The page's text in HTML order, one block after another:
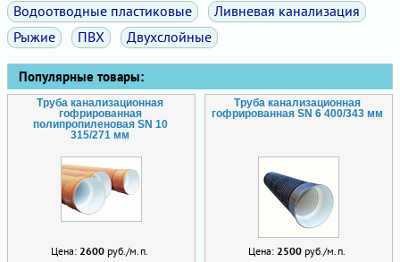
Водоотводные пластиковые
Ливневая канализация
Рыжие
ПВХ Двухслойные
Популярные товары:
Труба канализационная
гофрированная
полипропиленовая SN 10
315/271 мм
Цена: 2600руб./м.п.
Труба канализационная
гофрированная SN 6 400/343 мм
Цена: 2500руб./м.п.